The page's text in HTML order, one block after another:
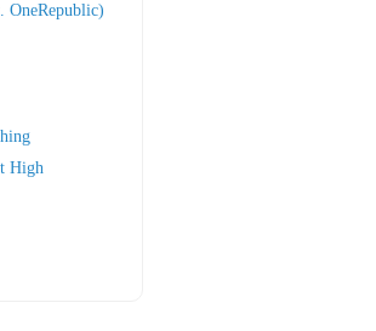
OneRepublic)
High